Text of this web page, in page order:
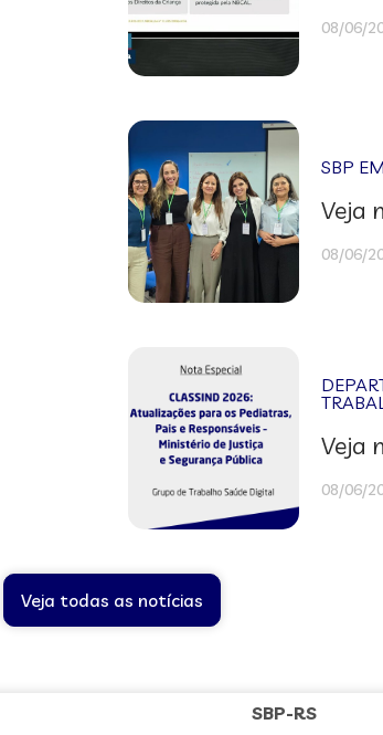
08/06/
SBP
Veja
08/06/
Veja
08/06/
Veja todas as notícias
SBP-RS